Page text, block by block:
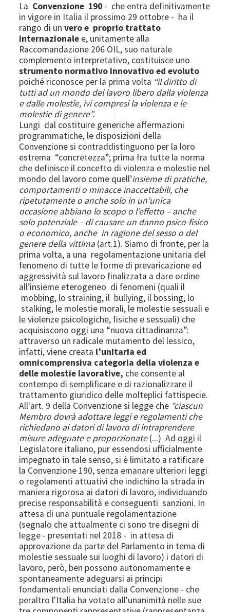
La Convenzione 190 - che entra definitivamente
in vigore in Italia il prossimo 29 ottobre - ha il
rango di unvero e proprio trattato
internazionale e, unitamente alla
Raccomandazione 206 OIL, suo naturale
complemento interpretativo, costituisce uno
strumento normativo innovativo ed evoluto
poiché riconosce per la prima volta “il diritto di
tutti ad un mondo del lavoro libero dalla violenza
e dalle molestie, ivi compresi la violenza e le
molestie di genere”.
Lungi dal costituire generiche affermazioni
programmatiche, le disposizioni della
Convenzione si contraddistinguono per la loro
estrema “concretezza”; prima fra tutte la norma
che definisce il concetto di violenza e molestie nel
mondo del lavoro come quell’insieme di pratiche,
comportamenti o minacce inaccettabili, che
ripetutamente o anche solo in un’unica
occasione abbiano lo scopo o l’effetto – anche
solo potenziale – di causare un danno psico-fisico
o economico, anche in ragione del sesso o del
genere della vittima (art.1). Siamo di fronte, per la
prima volta, a una regolamentazione unitaria del
fenomeno di tutte le forme di prevaricazione ed
aggressività sul lavoro finalizzata a dare ordine
all’insieme eterogeneo di fenomeni (quali il
mobbing, lo straining, il bullying, il bossing, lo
stalking, le molestie morali, le molestie sessuali e
le violenze psicologiche, fisiche e sessuali) che
acquisiscono oggi una “nuova cittadinanza”:
attraverso un radicale mutamento del lessico,
infatti, viene creata l’unitaria ed
omnicomprensiva categoria della violenza e
delle molestie lavorative, che consente al
contempo di semplificare e di razionalizzare il
trattamento giuridico delle molteplici fattispecie.
All'art. 9 della Convenzione si legge che "ciascun
Membro dovrà adottare leggi e regolamenti che
richiedano ai datori di lavoro di intraprendere
misure adeguate e proporzionate(...) Ad oggi il
Legislatore italiano, pur essendosi ufficialmente
impegnato in tale senso, si è limitato a ratificare
la Convenzione 190, senza emanare ulteriori leggi
o regolamenti attuativi che indichino la strada in
maniera rigorosa ai datori di lavoro, individuando
precise responsabilità e conseguenti sanzioni. In
attesa di una puntuale regolamentazione
(segnalo che attualmente ci sono tre disegni di
legge - presentati nel 2018 - in attesa di
approvazione da parte del Parlamento in tema di
molestie sessuale sui luoghi di lavoro) i datori di
lavoro, però, ben possono autonomamente e
spontaneamente adeguarsi ai principi
fondamentali enunciati dalla Convenzione - che
peraltro l'Italia ha votato all'unanimità nelle sue